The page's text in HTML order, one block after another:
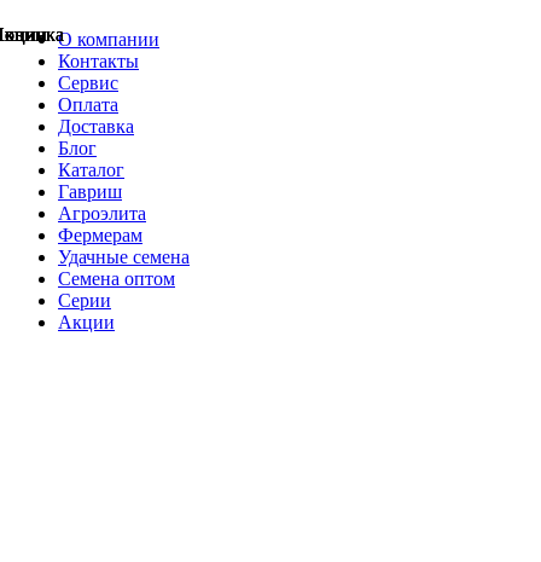
О компании
Контакты
Сервис
Оплата
Доставка
Блог
Каталог
Гавриш
Агроэлита
Фермерам
Удачные семена
Семена оптом
Серии
Акции